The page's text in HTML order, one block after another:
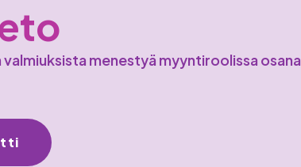
valmiuksista menestyä myyntiroolissa osana